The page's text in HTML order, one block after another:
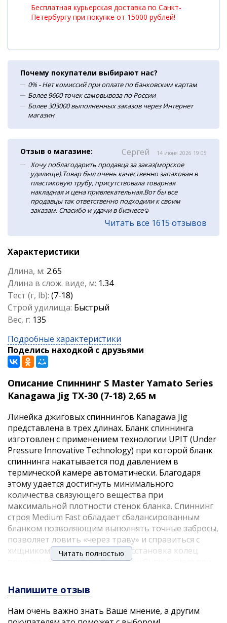
Бесплатная курьерская доставка по Санкт-
Петербургу при покупке от 15000 рублей!
Почему покупатели выбирают нас?
0% - Нет комиссий при оплате по банковским картам
Более 9600 точек самовывоза по России
Более 303000 выполненных заказов через Интернет
магазин
Отзыв о магазине: Сергей 14 июня 2026 19:05
Хочу поблагодарить продавца за заказ(морское
удилище).Товар был очень качественно запакован в
пластиковую трубу, присутствовала товарная
накладная и цена привлекательная.Вот бы все
продавцы так ответственно подходили к своим
заказам. Спасибо и удачи в бизнесе☺️
Читать все 1615 отзывов
Характеристики
Длина, м: 2.65
Длина в слож. виде, м: 1.34
Тест (г, lb): (7-18)
Строй удилища: Быстрый
Вес, г: 135
Подробные характеристики
Поделись находкой с друзьями
Описание Спиннинг S Master Yamato Series
Kanagawa Jig TX-30 (7-18) 2,65 м
Линейка джиговых спиннингов Kanagawa Jig
представлена в трех длинах. Бланк спиннинга
изготовлен с применением технологии UPIT (Under
Pressure Innovative Technology) при которой бланк
спиннинга накатывается под давлением в
термической камере автоматически. Благодаря
этому удается достигнуть минимального
количества связующего вещества при
максимальной плотности стенок бланка. Спиннинг
строя Medium Fast обладает сбалансированным
бланком позволяющим выполнять точные забросы,
позволяет ловить «через траву» и справиться с
хищником любого размера. Расстановка колец
произведена по технологии New Guide System при
расположение, количество и размер, что позволяет
наиболее эффективно распределить нагрузку на
бланк сохраняя его высокую чувствительность при
проводке. Спиннинг позволяет быстро добиться
Читать полностью
Напишите отзыв
Нам очень важно знать Ваше мнение, а другим